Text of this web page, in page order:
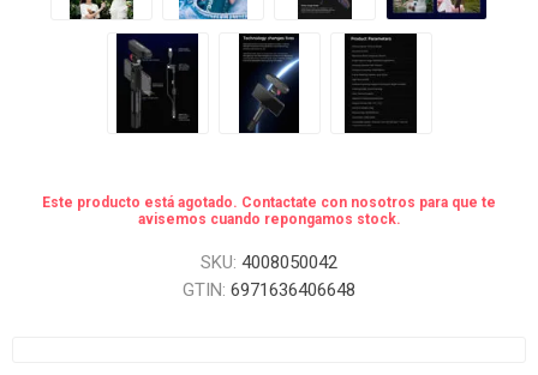
Este producto está agotado. Contactate con nosotros para que te
avisemos cuando repongamos stock.
SKU: 4008050042
GTIN: 6971636406648